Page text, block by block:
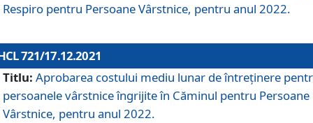
Respiro pentru Persoane Vârstnice, pentru anul 2022.
721/17.12.2021
Titlu: Aprobarea costului mediu lunar de întreţinere
persoanele vârstnice îngrijite în Căminul pentru Persoane
Vârstnice, pentru anul 2022.